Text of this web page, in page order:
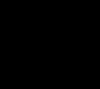
অবস্থা এখনো